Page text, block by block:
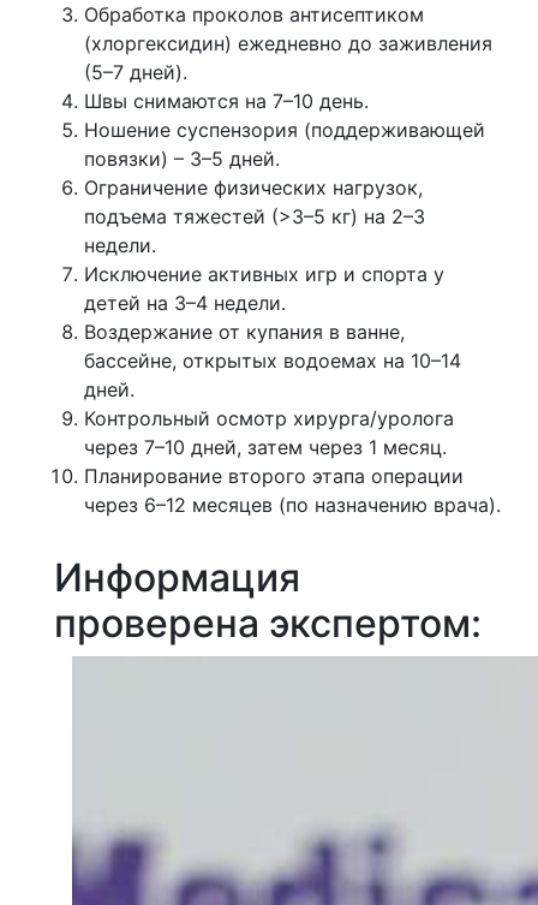
Обработка проколов антисептиком
(хлоргексидин) ежедневно до заживления
(5–7 дней).
Швы снимаются на 7–10 день.
Ношение суспензория (поддерживающей
повязки) – 3–5 дней.
Ограничение физических нагрузок,
подъема тяжестей (>3–5 кг) на 2–3
недели.
Исключение активных игр и спорта у
детей на 3–4 недели.
Воздержание от купания в ванне,
бассейне, открытых водоемах на 10–14
дней.
Контрольный осмотр хирурга/уролога
через 7–10 дней, затем через 1 месяц.
Планирование второго этапа операции
через 6–12 месяцев (по назначению врача).
Информация
проверена экспертом: